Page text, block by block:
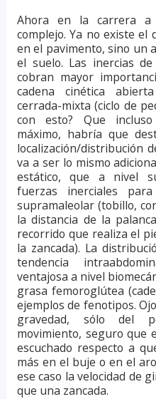
Ahora en la carrera
complejo. Ya no existe el
en el pavimento, sino un
el suelo. Las inercias
cobran mayor
cadena cinética
cerrada-mixta (ciclo de
con esto? Que
máximo, habría que
localización/distribución
va a ser lo mismo
estático, que a nivel
fuerzas inerciales
supramaleolar (tobillo,
la distancia de la
recorrido que realiza el
la zancada). La
tendencia
ventajosa a nivel
grasa femoroglútea
ejemplos de fenotipos.
gravedad, sólo del
movimiento, seguro que
escuchado respecto a
más en el buje o en el
ese caso la velocidad de
que una zancada.